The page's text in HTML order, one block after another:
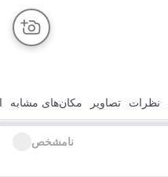
ارسال
نظرات تصاویر مکان‌های مشابه
نامشخص